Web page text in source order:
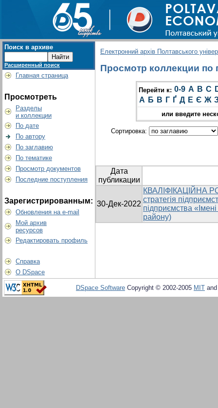
Поиск в архиве
Расширенный поиск
Главная страница
Просмотреть
Разделы
и коллекции
По дате
По автору
По заглавию
По тематике
Просмотр документов
Последние поступления
Зарегистрированным:
Обновления на e-mail
Мой архив
ресурсов
Редактировать профиль
Справка
О DSpace
Електронний архів Полтавського
Просмотр коллекции по
Перейти к: 0-9 A B C
А Б В Г Ґ Д Е Є Ж
или введите
Сортировка:
Дата
публикации
30-Дек-2022
КВАЛІФІКАЦІЙНА
стратегія
підприємства
району)
DSpace Software Copyright © 2002-2005 MIT